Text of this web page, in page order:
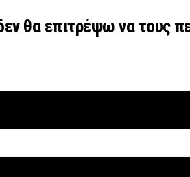
θα επιτρέψω να τους